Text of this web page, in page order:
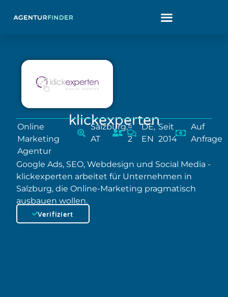
klickexperten
Online
Marketing
Agentur
Salzburg,
AT
≈
2
DE,
EN
Seit
2014
Auf
Anfrage
Google Ads, SEO, Webdesign und Social Media -
klickexperten arbeitet für Unternehmen in
Salzburg, die Online-Marketing pragmatisch
ausbauen wollen.
Verifiziert